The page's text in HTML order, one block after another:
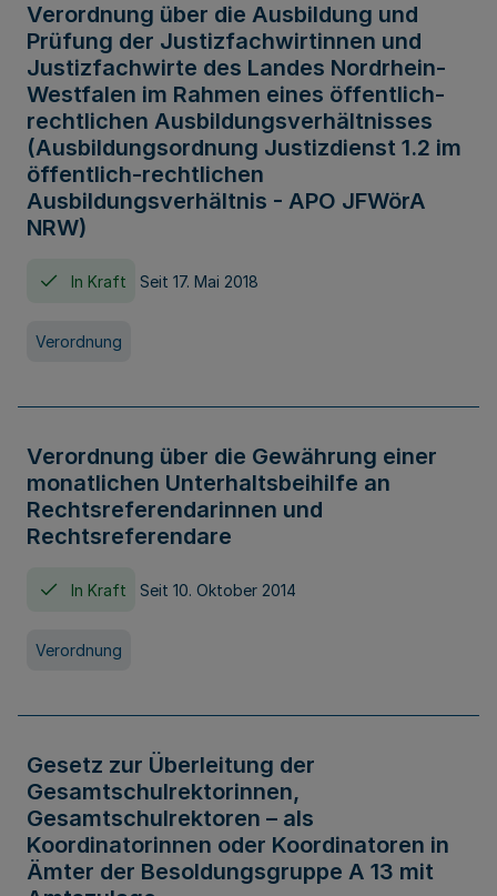
Verordnung über die Ausbildung und
Prüfung der Justizfachwirtinnen und
Justizfachwirte des Landes Nordrhein-
Westfalen im Rahmen eines öffentlich-
rechtlichen Ausbildungsverhältnisses
(Ausbildungsordnung Justizdienst 1.2 im
öffentlich-rechtlichen
Ausbildungsverhältnis - APO JFWörA
NRW)
In Kraft Seit 17. Mai 2018
Verordnung
Verordnung über die Gewährung einer
monatlichen Unterhaltsbeihilfe an
Rechtsreferendarinnen und
Rechtsreferendare
In Kraft Seit 10. Oktober 2014
Verordnung
Gesetz zur Überleitung der
Gesamtschulrektorinnen,
Gesamtschulrektoren – als
Koordinatorinnen oder Koordinatoren in
Ämter der Besoldungsgruppe A 13 mit